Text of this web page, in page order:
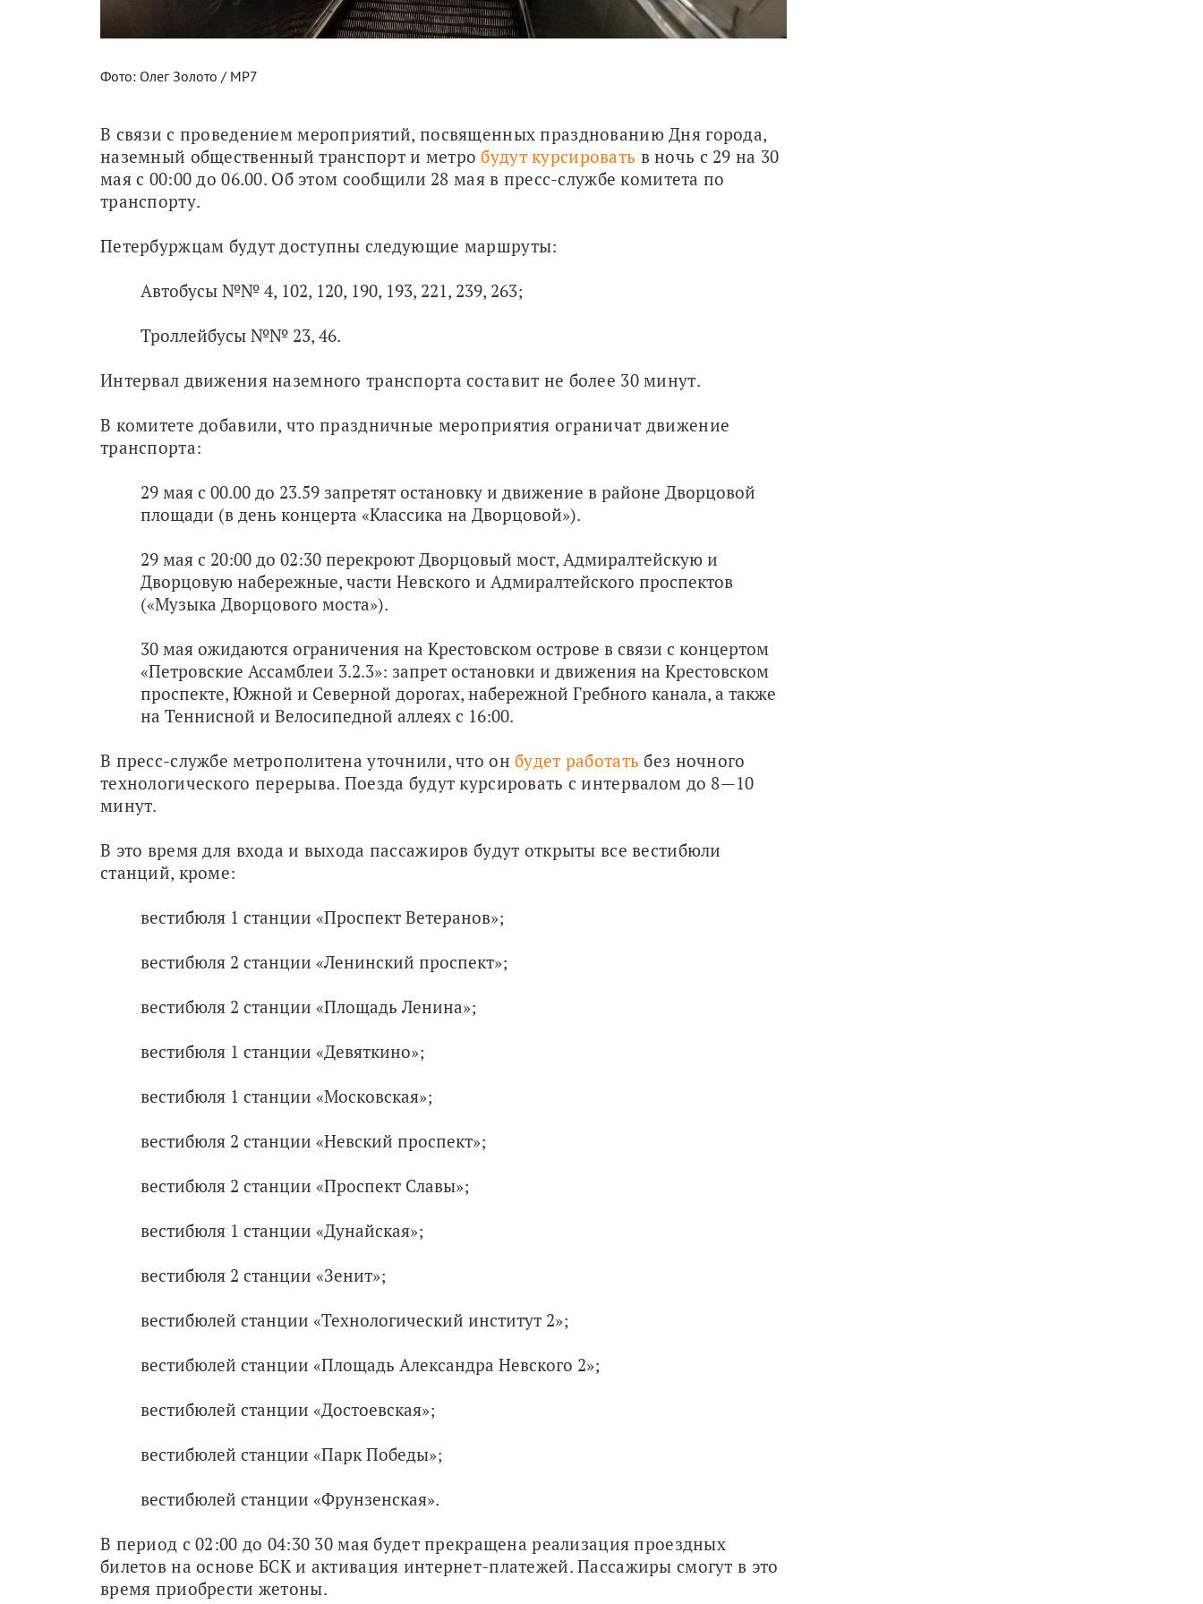
Фото: Олег Золото / МР7
В связи с проведением мероприятий, посвященных празднованию Дня города,
наземный общественный транспорт и метро будут курсировать в ночь с 29 на 30
мая с 00:00 до 06.00. Об этом сообщили 28 мая в пресс-службе комитета по
транспорту.
Петербуржцам будут доступны следующие маршруты:
Автобусы №№ 4, 102, 120, 190, 193, 221, 239, 263;
Троллейбусы №№ 23, 46.
Интервал движения наземного транспорта составит не более 30 минут.
В комитете добавили, что праздничные мероприятия ограничат движение
транспорта:
29 мая с 00.00 до 23.59 запретят остановку и движение в районе Дворцовой
площади (в день концерта «Классика на Дворцовой»).
29 мая с 20:00 до 02:30 перекроют Дворцовый мост, Адмиралтейскую и
Дворцовую набережные, части Невского и Адмиралтейского проспектов
(«Музыка Дворцового моста»).
30 мая ожидаются ограничения на Крестовском острове в связи с концертом
«Петровские Ассамблеи 3.2.3»: запрет остановки и движения на Крестовском
проспекте, Южной и Северной дорогах, набережной Гребного канала, а также
на Теннисной и Велосипедной аллеях с 16:00.
В пресс-службе метрополитена уточнили, что он будет работать без ночного
технологического перерыва. Поезда будут курсировать с интервалом до 8—10
минут.
В это время для входа и выхода пассажиров будут открыты все вестибюли
станций, кроме:
вестибюля 1 станции «Проспект Ветеранов»;
вестибюля 2 станции «Ленинский проспект»;
вестибюля 2 станции «Площадь Ленина»;
вестибюля 1 станции «Девяткино»;
вестибюля 1 станции «Московская»;
вестибюля 2 станции «Невский проспект»;
вестибюля 2 станции «Проспект Славы»;
вестибюля 1 станции «Дунайская»;
вестибюля 2 станции «Зенит»;
вестибюлей станции «Технологический институт 2»;
вестибюлей станции «Площадь Александра Невского 2»;
вестибюлей станции «Достоевская»;
вестибюлей станции «Парк Победы»;
вестибюлей станции «Фрунзенская».
В период с 02:00 до 04:30 30 мая будет прекращена реализация проездных
билетов на основе БСК и активация интернет-платежей. Пассажиры смогут в это
время приобрести жетоны.